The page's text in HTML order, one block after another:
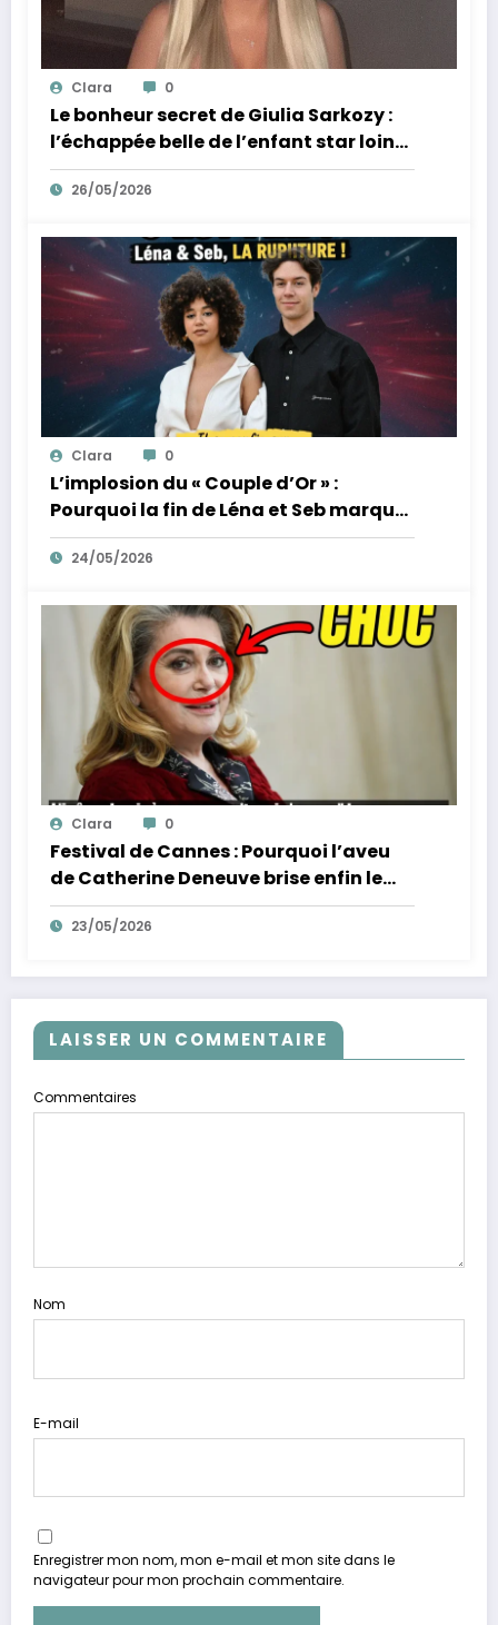
Clara 0
Le bonheur secret de Giulia Sarkozy :
l’échappée belle de l’enfant star loin
des tumultes familiaux.
26/05/2026
Clara 0
L’implosion du « Couple d’Or » :
Pourquoi la fin de Léna et Seb marque
la fin de l’innocence sur YouTube
24/05/2026
Clara 0
Festival de Cannes : Pourquoi l’aveu
de Catherine Deneuve brise enfin le
mythe de la Croisette
23/05/2026
LAISSER UN COMMENTAIRE
Commentaires
Nom
E-mail
Enregistrer mon nom, mon e-mail et mon site dans le
navigateur pour mon prochain commentaire.